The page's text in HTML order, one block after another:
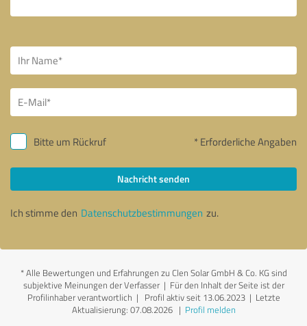
Bitte um Rückruf * Erforderliche Angaben
Nachricht senden
Ich stimme den Datenschutzbestimmungen zu.
*Alle Bewertungen und Erfahrungen zu Clen Solar GmbH & Co. KG sind
subjektive Meinungen der Verfasser | Für den Inhalt der Seite ist der
Profilinhaber verantwortlich | Profil aktiv seit 13.06.2023 | Letzte
Aktualisierung: 07.08.2026| Profil melden